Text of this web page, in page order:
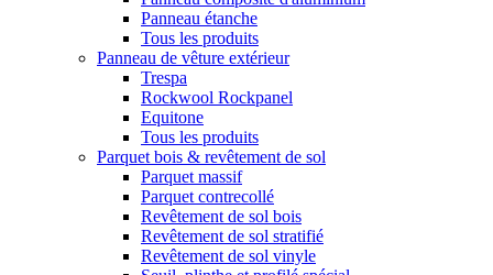
Panneau étanche
Tous les produits
Panneau de vêture extérieur
Trespa
Rockwool Rockpanel
Equitone
Tous les produits
Parquet bois & revêtement de sol
Parquet massif
Parquet contrecollé
Revêtement de sol bois
Revêtement de sol stratifié
Revêtement de sol vinyle